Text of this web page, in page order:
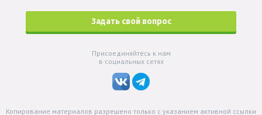
Задать свой вопрос
Присоединяйтесь к нам
в социальных сетях
Копирование материалов разрешено только с указанием активной ссылки